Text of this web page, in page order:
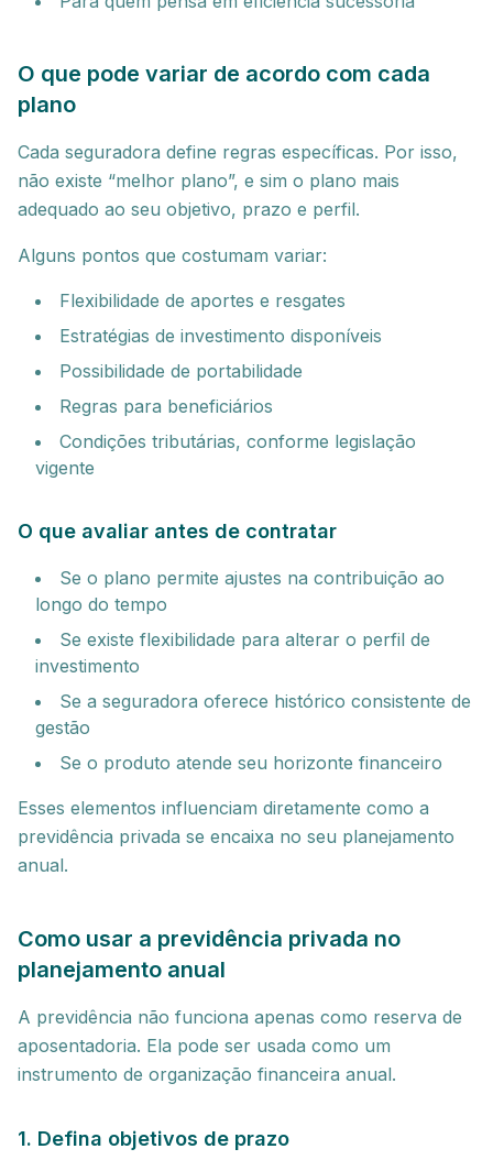
O que pode variar de acordo com cada
plano
Cada seguradora define regras específicas. Por isso,
não existe “melhor plano”, e sim o plano mais
adequado ao seu objetivo, prazo e perfil.
Alguns pontos que costumam variar:
Flexibilidade de aportes e resgates
Estratégias de investimento disponíveis
Possibilidade de portabilidade
Regras para beneficiários
Condições tributárias, conforme legislação
vigente
O que avaliar antes de contratar
Se o plano permite ajustes na contribuição ao
longo do tempo
Se existe flexibilidade para alterar o perfil de
investimento
Se a seguradora oferece histórico consistente de
gestão
Se o produto atende seu horizonte financeiro
Esses elementos influenciam diretamente como a
previdência privada se encaixa no seu planejamento
anual.
Como usar a previdência privada no
planejamento anual
A previdência não funciona apenas como reserva de
aposentadoria. Ela pode ser usada como um
instrumento de organização financeira anual.
1. Defina objetivos de prazo